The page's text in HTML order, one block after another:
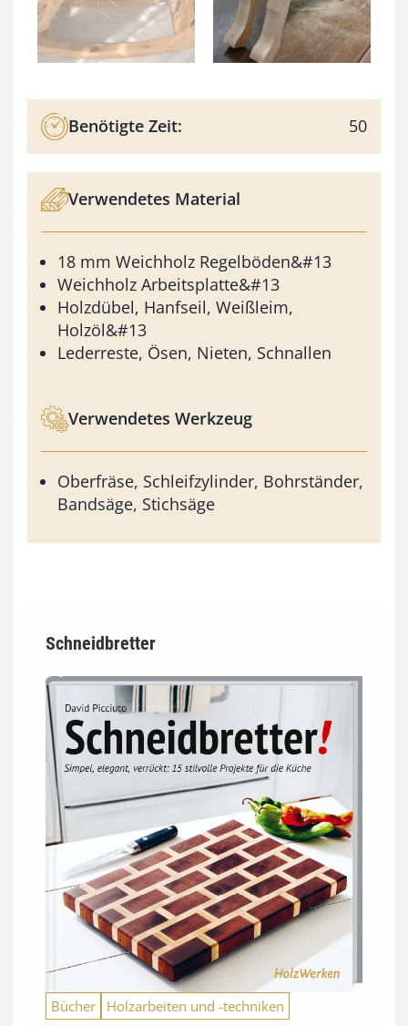
Benötigte Zeit: 50
Verwendetes Material
18 mm Weichholz Regelböden&#13
Weichholz Arbeitsplatte&#13
Holzdübel, Hanfseil, Weißleim,
Holzöl&#13
Lederreste, Ösen, Nieten, Schnallen
Verwendetes Werkzeug
Oberfräse, Schleifzylinder, Bohrständer,
Bandsäge, Stichsäge
Schneidbretter
Bücher Holzarbeiten und -techniken